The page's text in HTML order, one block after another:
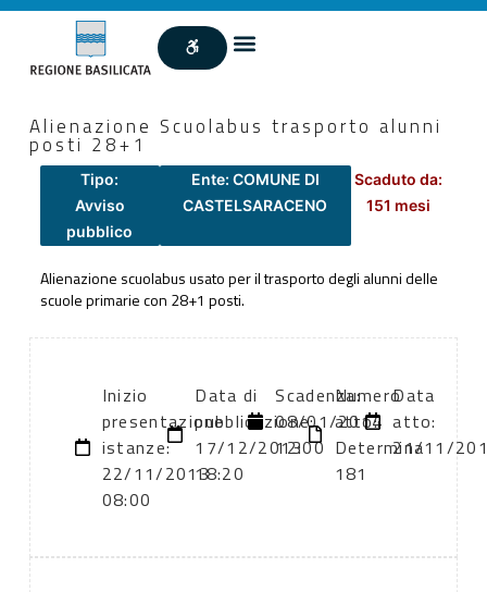
Alienazione Scuolabus trasporto alunni
posti 28+1
Tipo:
Avviso
pubblico
Ente: COMUNE DI
CASTELSARACENO
Scaduto da:
151 mesi
Alienazione scuolabus usato per il trasporto degli alunni delle
scuole primarie con 28+1 posti.
Inizio
presentazione
istanze:
22/11/2013
08:00
Data di
pubblicazione:
17/12/2013
18:20
Scadenza:
08/01/2014
12:00
Numero
atto:
Determina
181
Data
atto:
21/11/